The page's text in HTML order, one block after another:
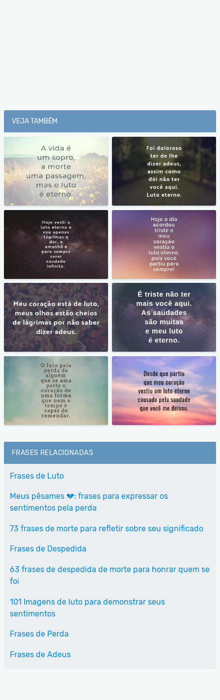
VEJA TAMBÉM
FRASES RELACIONADAS
Frases de Luto
Meus pêsames 💔: frases para expressar os
sentimentos pela perda
73 frases de morte para refletir sobre seu significado
Frases de Despedida
63 frases de despedida de morte para honrar quem se
foi
101 Imagens de luto para demonstrar seus
sentimentos
Frases de Perda
Frases de Adeus